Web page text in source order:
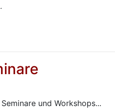
und Workshops...